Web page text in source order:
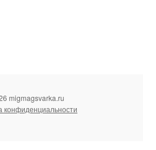
migmagsvarka.ru
конфиденциальности